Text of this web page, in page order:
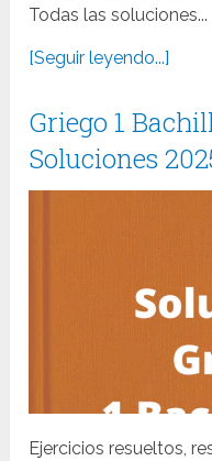
Todas las soluciones...
[Seguir leyendo...]
Griego 1
Soluciones
Ejercicios resueltos,